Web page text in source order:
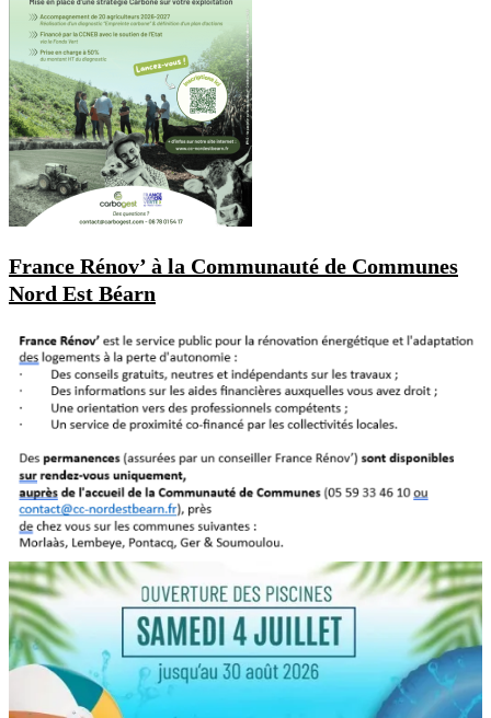
France Rénov’ à la Communauté de Communes
Nord Est Béarn